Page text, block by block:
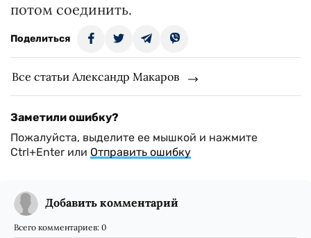
потом соединить.
Поделиться
Все статьи Александр Макаров
Заметили ошибку?
Пожалуйста, выделите ее мышкой и нажмите
Ctrl+Enter или Отправить ошибку
Добавить комментарий
Всего комментариев: 0